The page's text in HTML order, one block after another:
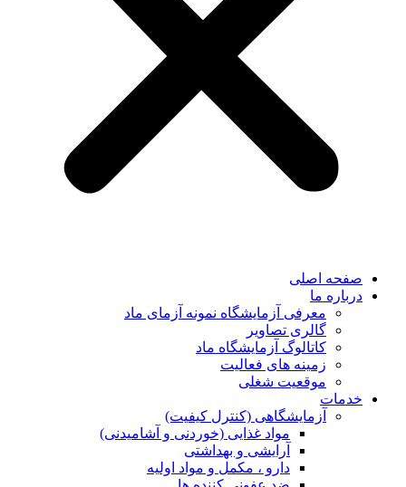
صفحه اصلی
درباره ما
معرفی آزمایشگاه نمونه آزمای ماد
گالری تصاویر
کاتالوگ آزمایشگاه ماد
زمینه های فعالیت
موقعیت شغلی
خدمات
آزمایشگاهی (کنترل کیفیت)
مواد غذایی (خوردنی و آشامیدنی)
آرایشی و بهداشتی
دارو ، مکمل و مواد اولیه